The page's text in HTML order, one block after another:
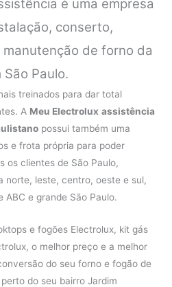
é uma empresa
conserto,
de forno da
Paulo.
treinados para dar total
A Meu Electrolux assistência
possui também uma
e frota própria para poder
os clientes de São Paulo,
norte, leste, centro, oeste e sul,
ABC e grande São Paulo.
e fogões Electrolux, kit gás
o melhor preço e a melhor
do seu forno e fogão de
do seu bairro Jardim